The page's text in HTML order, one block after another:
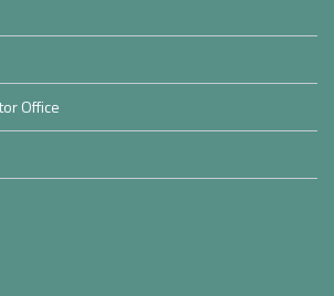
Office